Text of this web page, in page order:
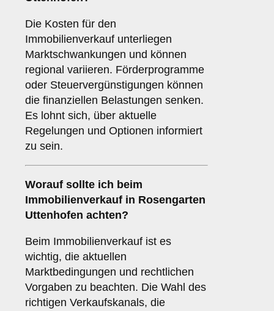
Die Kosten für den
Immobilienverkauf unterliegen
Marktschwankungen und können
regional variieren. Förderprogramme
oder Steuervergünstigungen können
die finanziellen Belastungen senken.
Es lohnt sich, über aktuelle
Regelungen und Optionen informiert
zu sein.
Worauf sollte ich beim
Immobilienverkauf in Rosengarten
Uttenhofen achten?
Beim Immobilienverkauf ist es
wichtig, die aktuellen
Marktbedingungen und rechtlichen
Vorgaben zu beachten. Die Wahl des
richtigen Verkaufskanals, die